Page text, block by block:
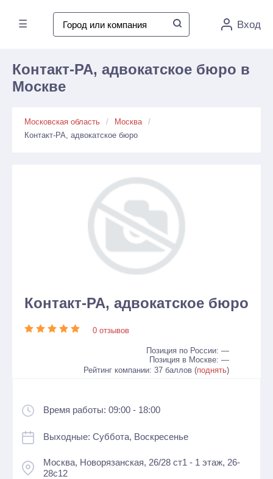
☰ Вход
Контакт-РА, адвокатское бюро в
Москве
Московская область
Москва
Контакт-РА, адвокатское бюро
Контакт-РА, адвокатское бюро
0 отзывов
Позиция по России: —
Позиция в Москве: —
Рейтинг компании: 37 баллов (поднять)
Время работы: 09:00 - 18:00
Выходные: Суббота, Воскресенье
Москва, Новорязанская, 26/28 ст1 - 1 этаж, 26-
28с12